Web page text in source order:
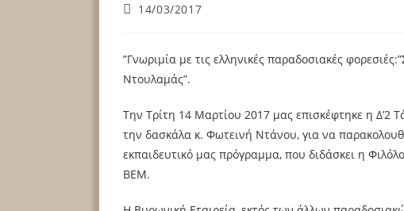
14/03/2017
”Γνωριμία με τις ελληνικές παραδοσιακές
Ντουλαμάς”.
Την Τρίτη 14 Μαρτίου 2017 μας επισκέφτηκε η Δ’2
την δασκάλα κ. Φωτεινή Ντάνου, για να
εκπαιδευτικό μας πρόγραμμα, που διδάσκει η
ΒΕΜ.